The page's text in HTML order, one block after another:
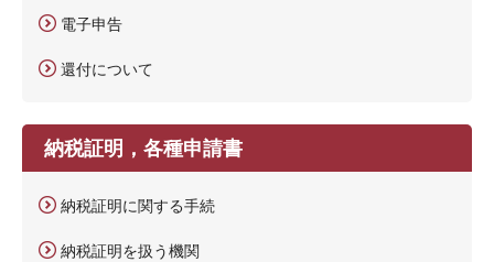
電子申告
還付について
納税証明，各種申請書
納税証明に関する手続
納税証明を扱う機関